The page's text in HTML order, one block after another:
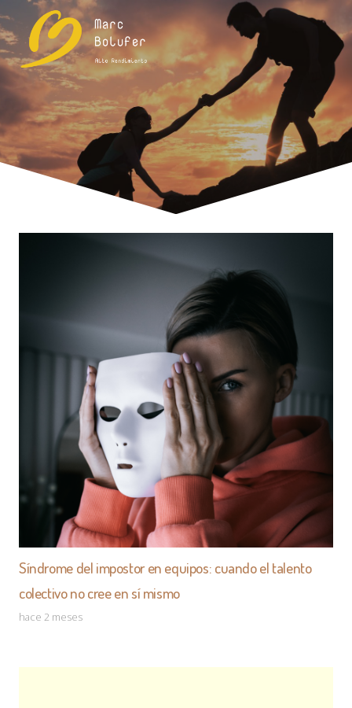
Síndrome del impostor en equipos: cuando el talento
colectivo no cree en sí mismo
hace 2 meses